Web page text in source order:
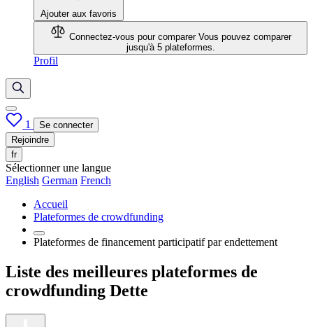
Ajouter aux favoris
Connectez-vous pour comparer Vous pouvez comparer
jusqu'à 5 plateformes.
Profil
1
Se connecter
Rejoindre
fr
Sélectionner une langue
English German French
Accueil
Plateformes de crowdfunding
Plateformes de financement participatif par endettement
Liste des meilleures plateformes de
crowdfunding Dette